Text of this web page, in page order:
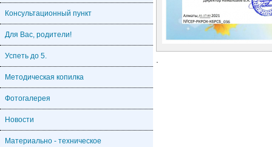
Консультационный пункт
Для Вас, родители!
Успеть до 5.
Методическая копилка
Фотогалерея
Новости
Материально - техническое